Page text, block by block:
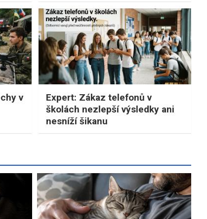
v
Expert: Zákaz telefonů v
školách nezlepší výsledky ani
nesníží šikanu